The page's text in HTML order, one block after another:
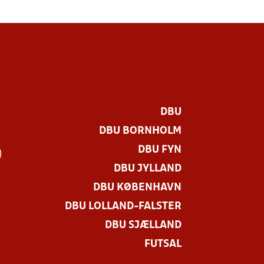
DBU
DBU BORNHOLM
DBU FYN
DBU JYLLAND
DBU KØBENHAVN
DBU LOLLAND-FALSTER
DBU SJÆLLAND
FUTSAL